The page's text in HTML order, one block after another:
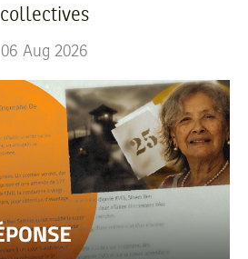
collectives
06 Aug 2026